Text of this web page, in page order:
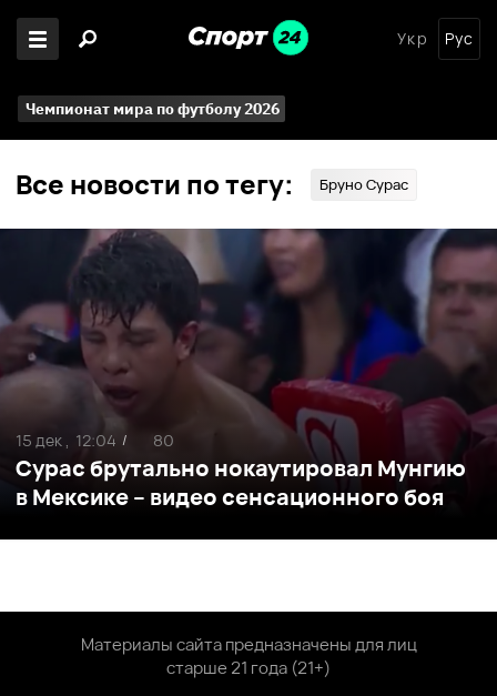
Укр Рус
Чемпионат мира по футболу 2026
Все новости по тегу: Бруно Сурас
Сурас брутально нокаутировал Мунгию
в Мексике – видео сенсационного боя
15 дек , 12:04 / 80
Материалы сайта предназначены для лиц
старше 21 года (21+)